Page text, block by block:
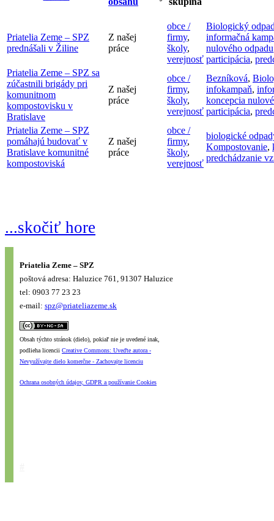
Priatelia Zeme – SPZ
prednášali v Žiline
Z našej
práce
obce /
firmy,
školy,
verejnosť
Biologický
informačná
nulového odpadu
participácia,
Priatelia Zeme – SPZ sa
zúčastnili brigády pri
komunitnom
kompostovisku v
Bratislave
Z našej
práce
obce /
firmy,
školy,
verejnosť
Bezníková,
infokampaň,
koncepcia
participácia,
Priatelia Zeme – SPZ
pomáhajú budovať v
Bratislave komunitné
kompostoviská
Z našej
práce
obce /
firmy,
školy,
verejnosť
biologické
Kompostovanie,
predchádzanie
...skočiť hore
Priatelia Zeme – SPZ
poštová adresa: Haluzice 761, 91307 Haluzice
tel: 0903 77 23 23
e-mail: spz@priateliazeme.sk
Obsah týchto stránok (dielo), pokiaľ nie je uvedené inak,
podlieha licencii Creative Commons: Uveďte autora -
Nevyužívajte dielo komerčne - Zachovajte licenciu
Ochrana osobných údajov, GDPR a používanie Cookies